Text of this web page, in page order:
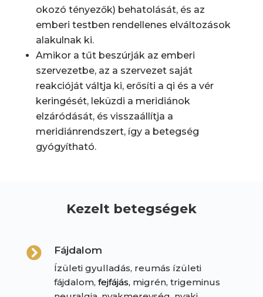
okozó tényezők) behatolását, és az
emberi testben rendellenes elváltozások
alakulnak ki.
Amikor a tűt beszúrják az emberi
szervezetbe, az a szervezet saját
reakcióját váltja ki, erősíti a qi és a vér
keringését, leküzdi a meridiánok
elzáródását, és visszaállítja a
meridiánrendszert, így a betegség
gyógyítható.
Kezelt betegségek
 Fájdalom
Ízületi gyulladás, reumás ízületi
fájdalom, fejfájás, migrén, trigeminus